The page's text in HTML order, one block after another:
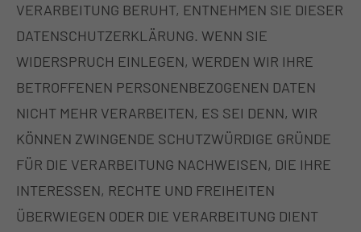
VERARBEITUNG BERUHT, ENTNEHMEN SIE DIESER
DATENSCHUTZERKLÄRUNG. WENN SIE
WIDERSPRUCH EINLEGEN, WERDEN WIR IHRE
BETROFFENEN PERSONENBEZOGENEN DATEN
NICHT MEHR VERARBEITEN, ES SEI DENN, WIR
KÖNNEN ZWINGENDE SCHUTZWÜRDIGE GRÜNDE
FÜR DIE VERARBEITUNG NACHWEISEN, DIE IHRE
INTERESSEN, RECHTE UND FREIHEITEN
ÜBERWIEGEN ODER DIE VERARBEITUNG DIENT